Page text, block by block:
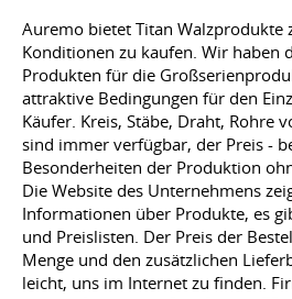
Auremo bietet Titan Walzprodukte
Konditionen zu kaufen. Wir haben
Produkten für die
attraktive Bedingungen für den
Käufer. Kreis, Stäbe, Draht, Rohre
sind immer verfügbar, der Preis -
Besonderheiten der Produktion
Die Website des Unternehmens
Informationen über Produkte, es
und Preislisten. Der Preis der
Menge und den zusätzlichen
leicht, uns im Internet zu finden.